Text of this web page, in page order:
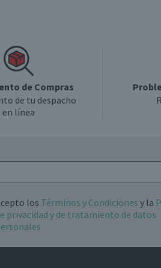
de Compras
de tu despacho
en línea
los Términos y Condiciones y la
privacidad y de tratamiento de datos